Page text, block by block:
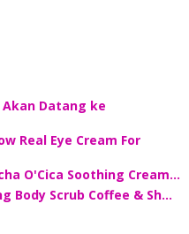
Akan Datang ke
Real Eye Cream For
O'Cica Soothing Cream...
Body Scrub Coffee & Sh...